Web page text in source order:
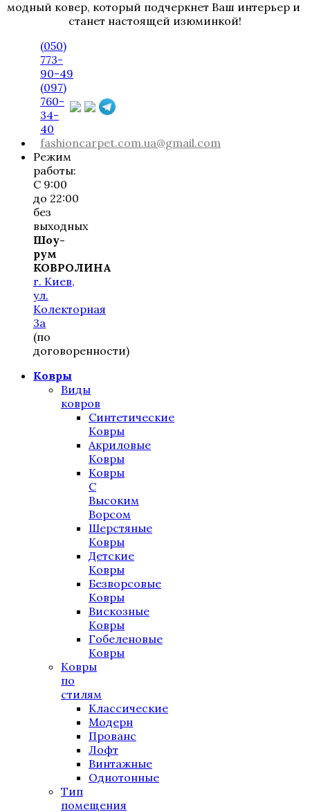
модный ковер, который подчеркнет Ваш интерьер и
станет настоящей изюминкой!
(050)
773-
90-49
(097)
760-
34-
40
fashioncarpet.com.ua@gmail.com
Режим
работы:
С 9:00
до 22:00
без
выходных
Шоу-
рум
КОВРОЛИНА
г. Киев,
ул.
Колекторная
3а
(по
договоренности)
Ковры
Виды
ковров
Синтетические
Ковры
Акриловые
Ковры
Ковры
С
Высоким
Ворсом
Шерстяные
Ковры
Детские
Ковры
Безворсовые
Ковры
Вискозные
Ковры
Гобеленовые
Ковры
Ковры
по
стилям
Классические
Модерн
Прованс
Лофт
Винтажные
Однотонные
Тип
помещения